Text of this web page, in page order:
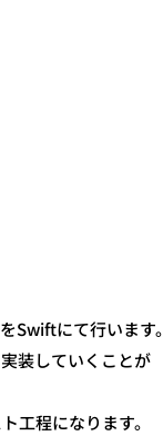
Swiftにて行います。
装していくことが
工程になります。